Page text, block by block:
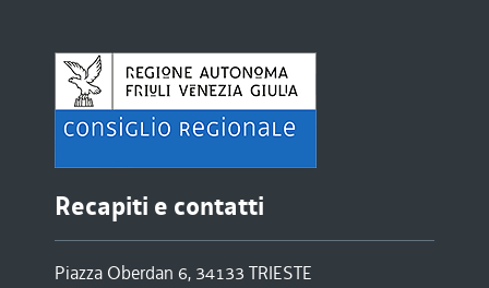
Recapiti e contatti
Piazza Oberdan 6, 34133 TRIESTE